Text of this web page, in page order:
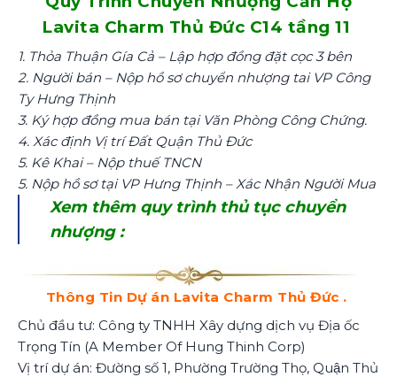
Lavita Charm Thủ Đức C14 tầng 11
1. Thỏa Thuận Gía Cả – Lập hợp đồng đặt cọc 3 bên
2. Người bán – Nộp hồ sơ chuyển nhượng tai VP Công
Ty Hưng Thịnh
3. Ký hợp đồng mua bán tại Văn Phòng Công Chứng.
4. Xác định Vị trí Đất Quận Thủ Đức
5. Kê Khai – Nộp thuế TNCN
5. Nộp hồ sơ tại VP Hưng Thịnh – Xác Nhận Người Mua
Xem thêm quy trình thủ tục chuyển
nhượng:
Thông Tin Dự án Lavita Charm Thủ Đức .
Chủ đầu tư: Công ty TNHH Xây dựng dịch vụ Địa ốc
Trọng Tín (A Member Of Hung Thinh Corp)
Vị trí dự án: Đường số 1, Phường Trường Thọ, Quận Thủ